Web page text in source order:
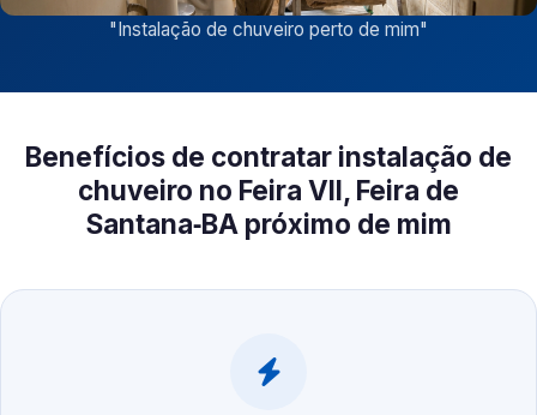
"Instalação de chuveiro perto de mim"
Benefícios de contratar instalação de
chuveiro no Feira VII, Feira de
Santana‑BA próximo de mim